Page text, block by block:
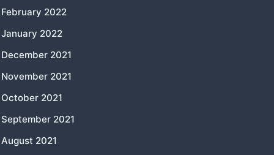
February 2022
January 2022
December 2021
November 2021
October 2021
September 2021
August 2021